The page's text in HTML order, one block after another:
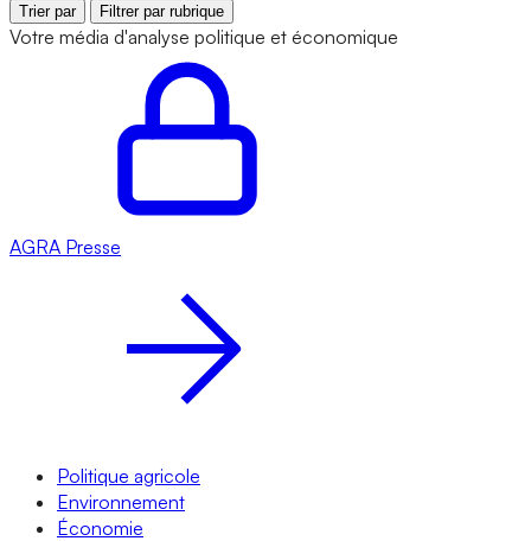
Trier par Filtrer par rubrique
Votre média d'analyse politique et économique
AGRA Presse
Politique agricole
Environnement
Économie